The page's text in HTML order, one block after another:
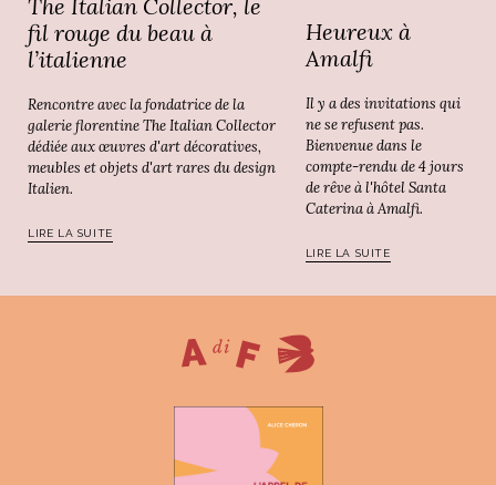
The Italian Collector, le
fil rouge du beau à
l’italienne
Rencontre avec la fondatrice de la
galerie florentine The Italian Collector
dédiée aux œuvres d'art décoratives,
meubles et objets d'art rares du design
Italien.
LIRE LA SUITE
Heureux à
Amalfi
Il y a des invitations qui
ne se refusent pas.
Bienvenue dans le
compte-rendu de 4 jours
de rêve à l'hôtel Santa
Caterina à Amalfi.
LIRE LA SUITE